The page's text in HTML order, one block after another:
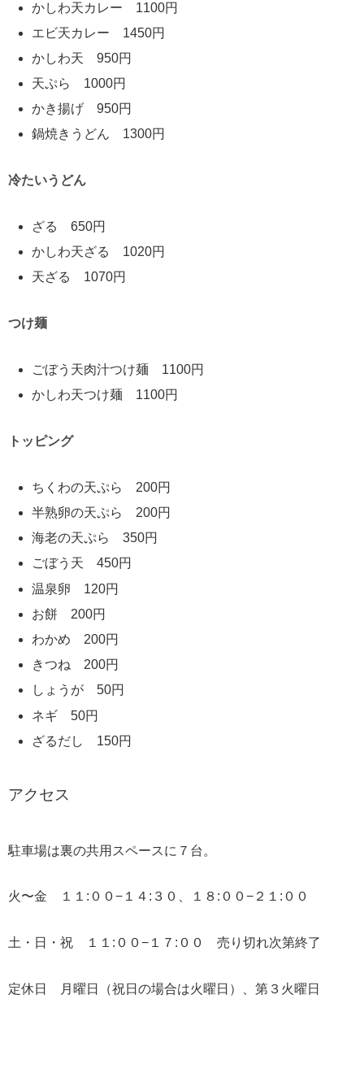
かしわ天カレー 1100円
エビ天カレー 1450円
かしわ天 950円
天ぷら 1000円
かき揚げ 950円
鍋焼きうどん 1300円
冷たいうどん
ざる 650円
かしわ天ざる 1020円
天ざる 1070円
つけ麺
ごぼう天肉汁つけ麺 1100円
かしわ天つけ麺 1100円
トッピング
ちくわの天ぷら 200円
半熟卵の天ぷら 200円
海老の天ぷら 350円
ごぼう天 450円
温泉卵 120円
お餅 200円
わかめ 200円
きつね 200円
しょうが 50円
ネギ 50円
ざるだし 150円
アクセス
駐車場は裏の共用スペースに７台。
火〜金 １１:００−１４:３０、１８:００−２１:００
土・日・祝 １１:００−１７:００ 売り切れ次第終了
定休日 月曜日（祝日の場合は火曜日）、第３火曜日